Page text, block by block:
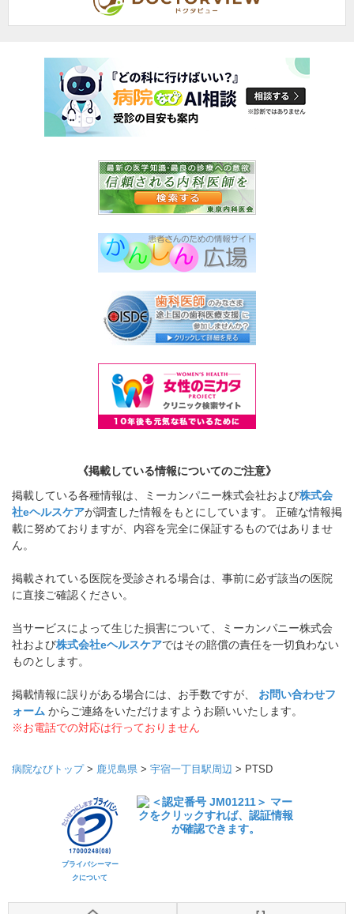
《掲載している情報についてのご注意》
掲載している各種情報は、ミーカンパニー株式会社および株式会
社eヘルスケアが調査した情報をもとにしています。 正確な情報掲
載に努めておりますが、内容を完全に保証するものではありませ
ん。
掲載されている医院を受診される場合は、事前に必ず該当の医院
に直接ご確認ください。
当サービスによって生じた損害について、ミーカンパニー株式会
社および株式会社eヘルスケアではその賠償の責任を一切負わない
ものとします。
掲載情報に誤りがある場合には、お手数ですが、 お問い合わせフ
ォーム からご連絡をいただけますようお願いいたします。
※お電話での対応は行っておりません
病院なびトップ> 鹿児島県 > 宇宿一丁目駅周辺 > PTSD
プライバシーマー
クについて